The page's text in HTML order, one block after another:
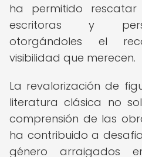
ha permitido
escritoras y
otorgándoles el
visibilidad que merecen.
La revalorización de
literatura clásica no
comprensión de las
ha contribuido a
género arraigados